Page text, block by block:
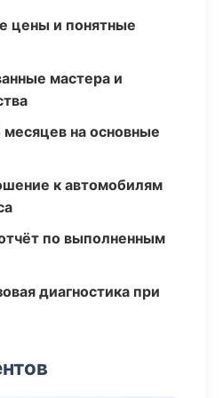
цены и понятные
мастера и
месяцев на основные
к автомобилям
по выполненным
диагностика при